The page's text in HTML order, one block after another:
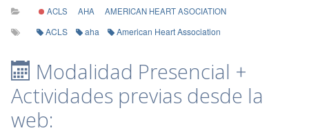
ACLS AHA AMERICAN HEART ASOCIATION
ACLS aha American Heart Association
Modalidad Presencial +
Actividades previas desde la
web: